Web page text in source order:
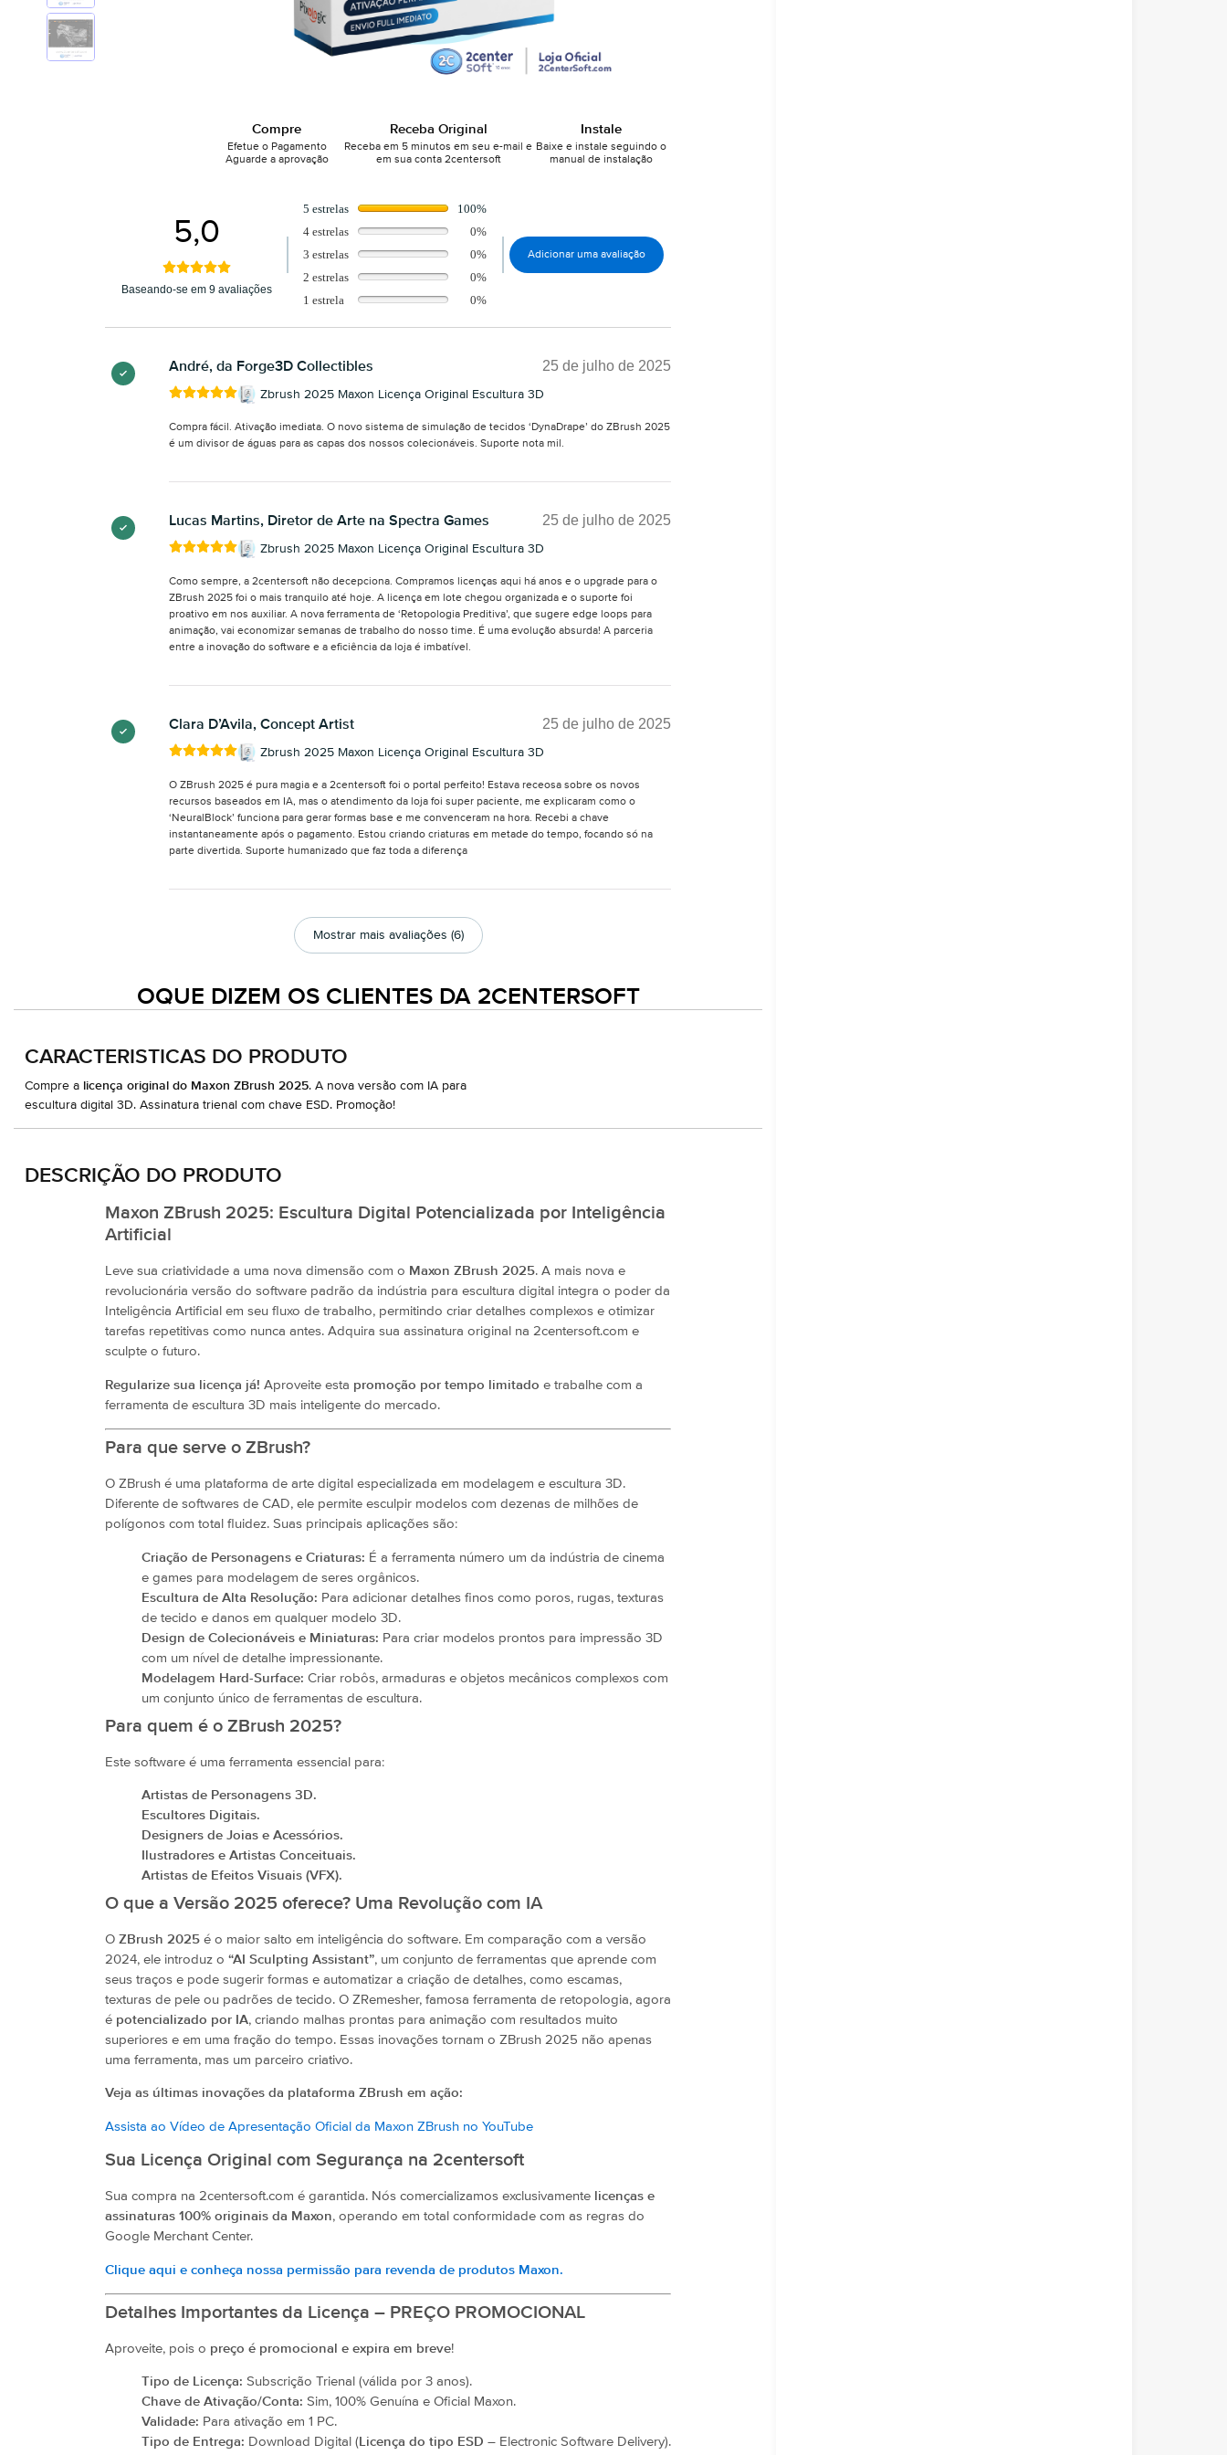
Compre
Efetue o Pagamento
Aguarde a aprovação
Receba Original
Receba em 5 minutos em seu e-mail e
em sua conta 2centersoft
Instale
Baixe e instale seguindo o
manual de instalação
5,0
Baseando-se em 9 avaliações
5 estrelas
100%
4 estrelas
0%
3 estrelas
0%
2 estrelas
0%
1 estrela
0%
Adicionar uma avaliação
André, da Forge3D Collectibles 25 de julho de 2025
Zbrush 2025 Maxon Licença Original Escultura 3D
Compra fácil. Ativação imediata. O novo sistema de simulação de tecidos ‘DynaDrape’ do ZBrush 2025
é um divisor de águas para as capas dos nossos colecionáveis. Suporte nota mil.
Lucas Martins, Diretor de Arte na Spectra Games 25 de julho de 2025
Zbrush 2025 Maxon Licença Original Escultura 3D
Como sempre, a 2centersoft não decepciona. Compramos licenças aqui há anos e o upgrade para o
ZBrush 2025 foi o mais tranquilo até hoje. A licença em lote chegou organizada e o suporte foi
proativo em nos auxiliar. A nova ferramenta de ‘Retopologia Preditiva’, que sugere edge loops para
animação, vai economizar semanas de trabalho do nosso time. É uma evolução absurda! A parceria
entre a inovação do software e a eficiência da loja é imbatível.
Clara D’Avila, Concept Artist 25 de julho de 2025
Zbrush 2025 Maxon Licença Original Escultura 3D
O ZBrush 2025 é pura magia e a 2centersoft foi o portal perfeito! Estava receosa sobre os novos
recursos baseados em IA, mas o atendimento da loja foi super paciente, me explicaram como o
‘NeuralBlock’ funciona para gerar formas base e me convenceram na hora. Recebi a chave
instantaneamente após o pagamento. Estou criando criaturas em metade do tempo, focando só na
parte divertida. Suporte humanizado que faz toda a diferença
Mostrar mais avaliações (6)
OQUE DIZEM OS CLIENTES DA 2CENTERSOFT
CARACTERISTICAS DO PRODUTO
Compre a licença original do Maxon ZBrush 2025. A nova versão com IA para
escultura digital 3D. Assinatura trienal com chave ESD. Promoção!
DESCRIÇÃO DO PRODUTO
Maxon ZBrush 2025: Escultura Digital Potencializada por Inteligência
Artificial
Leve sua criatividade a uma nova dimensão com o Maxon ZBrush 2025. A mais nova e
revolucionária versão do software padrão da indústria para escultura digital integra o poder da
Inteligência Artificial em seu fluxo de trabalho, permitindo criar detalhes complexos e otimizar
tarefas repetitivas como nunca antes. Adquira sua assinatura original na 2centersoft.com e
sculpte o futuro.
Regularize sua licença já! Aproveite esta promoção por tempo limitado e trabalhe com a
ferramenta de escultura 3D mais inteligente do mercado.
Para que serve o ZBrush?
O ZBrush é uma plataforma de arte digital especializada em modelagem e escultura 3D.
Diferente de softwares de CAD, ele permite esculpir modelos com dezenas de milhões de
polígonos com total fluidez. Suas principais aplicações são:
Criação de Personagens e Criaturas: É a ferramenta número um da indústria de cinema
e games para modelagem de seres orgânicos.
Escultura de Alta Resolução: Para adicionar detalhes finos como poros, rugas, texturas
de tecido e danos em qualquer modelo 3D.
Design de Colecionáveis e Miniaturas: Para criar modelos prontos para impressão 3D
com um nível de detalhe impressionante.
Modelagem Hard-Surface: Criar robôs, armaduras e objetos mecânicos complexos com
um conjunto único de ferramentas de escultura.
Para quem é o ZBrush 2025?
Este software é uma ferramenta essencial para:
Artistas de Personagens 3D.
Escultores Digitais.
Designers de Joias e Acessórios.
Ilustradores e Artistas Conceituais.
Artistas de Efeitos Visuais (VFX).
O que a Versão 2025 oferece? Uma Revolução com IA
O ZBrush 2025 é o maior salto em inteligência do software. Em comparação com a versão
2024, ele introduz o “AI Sculpting Assistant”, um conjunto de ferramentas que aprende com
seus traços e pode sugerir formas e automatizar a criação de detalhes, como escamas,
texturas de pele ou padrões de tecido. O ZRemesher, famosa ferramenta de retopologia, agora
é potencializado por IA, criando malhas prontas para animação com resultados muito
superiores e em uma fração do tempo. Essas inovações tornam o ZBrush 2025 não apenas
uma ferramenta, mas um parceiro criativo.
Veja as últimas inovações da plataforma ZBrush em ação:
Assista ao Vídeo de Apresentação Oficial da Maxon ZBrush no YouTube
Sua Licença Original com Segurança na 2centersoft
Sua compra na 2centersoft.com é garantida. Nós comercializamos exclusivamente licenças e
assinaturas 100% originais da Maxon, operando em total conformidade com as regras do
Google Merchant Center.
Clique aqui e conheça nossa permissão para revenda de produtos Maxon.
Detalhes Importantes da Licença – PREÇO PROMOCIONAL
Aproveite, pois o preço é promocional e expira em breve!
Tipo de Licença: Subscrição Trienal (válida por 3 anos).
Chave de Ativação/Conta: Sim, 100% Genuína e Oficial Maxon.
Validade: Para ativação em 1 PC.
Tipo de Entrega: Download Digital (Licença do tipo ESD – Electronic Software Delivery).